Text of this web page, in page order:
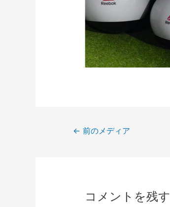
← 前のメディア
コメントを残す